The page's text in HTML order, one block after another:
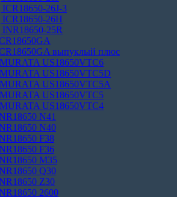
ICR18650-26J-3
ICR18650-26H
INR18650-25R
выпуклый плюс
US18650VTC6
US18650VTC5D
US18650VTC5А
US18650VTC5
US18650VTC4
N41
N40
F38
F36
M35
Q30
Z30
2600